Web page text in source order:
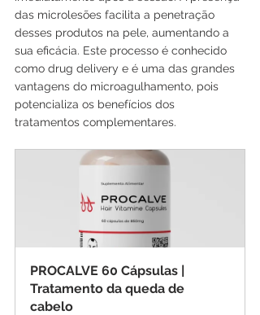
das microlesões facilita a penetração
desses produtos na pele, aumentando a
sua eficácia. Este processo é conhecido
como drug delivery e é uma das grandes
vantagens do microagulhamento, pois
potencializa os benefícios dos
tratamentos complementares.
PROCALVE 60 Cápsulas |
Tratamento da queda de
cabelo